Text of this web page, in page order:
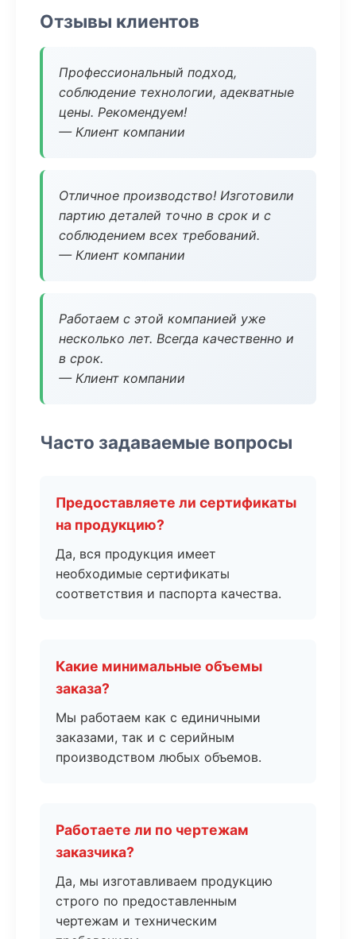
Отзывы клиентов
Профессиональный подход,
соблюдение технологии, адекватные
цены. Рекомендуем!
— Клиент компании
Отличное производство! Изготовили
партию деталей точно в срок и с
соблюдением всех требований.
— Клиент компании
Работаем с этой компанией уже
несколько лет. Всегда качественно и
в срок.
— Клиент компании
Часто задаваемые вопросы
Предоставляете ли сертификаты
на продукцию?
Да, вся продукция имеет
необходимые сертификаты
соответствия и паспорта качества.
Какие минимальные объемы
заказа?
Мы работаем как с единичными
заказами, так и с серийным
производством любых объемов.
Работаете ли по чертежам
заказчика?
Да, мы изготавливаем продукцию
строго по предоставленным
чертежам и техническим